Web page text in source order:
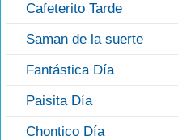
Cafeterito Tarde
Saman de la suerte
Fantástica Día
Paisita Día
Chontico Día